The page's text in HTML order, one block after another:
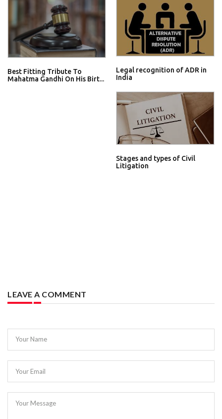
Best Fitting Tribute To
Mahatma Gandhi On His Birt...
Legal recognition of ADR in
India
Stages and types of Civil
Litigation
LEAVE A COMMENT
Your Name
Your Email
Your Message